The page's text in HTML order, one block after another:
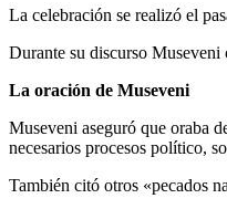
La celebración se realizó el
Durante su discurso
La oración de Museveni
Museveni aseguró que oraba
necesarios procesos político,
También citó otros «pecados